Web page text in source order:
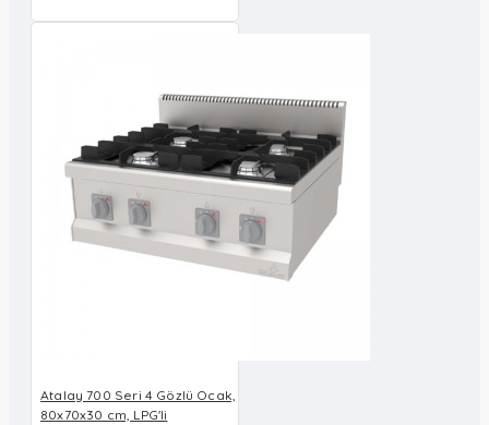
Atalay 700 Seri 4 Gözlü Ocak,
80x70x30 cm, LPG'li